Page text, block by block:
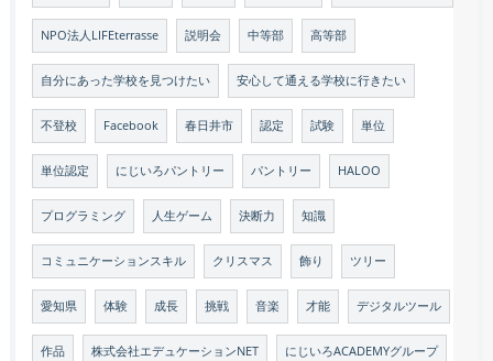
NPO法人LIFEterrasse 説明会 中等部 高等部
自分にあった学校を見つけたい 安心して通える学校に行きたい
不登校 Facebook 春日井市 認定 試験 単位
単位認定 にじいろパントリー パントリー HALOO
プログラミング 人生ゲーム 決断力 知識
コミュニケーションスキル クリスマス 飾り ツリー
愛知県 体験 成長 挑戦 音楽 才能 デジタルツール
作品 株式会社エデュケーションNET にじいろACADEMYグループ